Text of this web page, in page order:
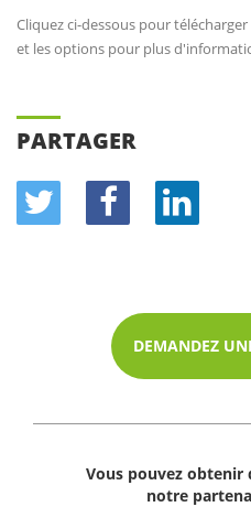
Cliquez ci-dessous pour
et les options pour plus
PARTAGER
DEMANDEZ
Vous pouvez obtenir
notre